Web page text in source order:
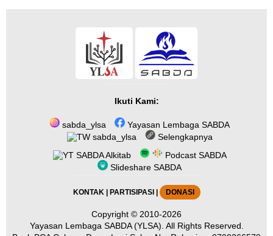
Ikuti Kami:
sabda_ylsa
Yayasan Lembaga SABDA
sabda_ylsa
Selengkapnya
SABDA Alkitab
Podcast SABDA
Slideshare SABDA
KONTAK| PARTISIPASI DONASI
Copyright © 2010-2026
Yayasan Lembaga SABDA (YLSA). All Rights Reserved.